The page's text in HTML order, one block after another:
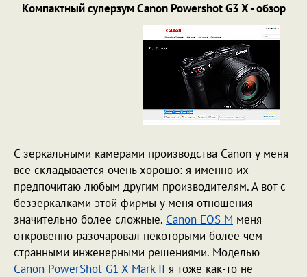
Компактный суперзум Canon Powershot G3 X - обзор
С зеркальными камерами производства Canon у меня
все складывается очень хорошо: я именно их
предпочитаю любым другим производителям. А вот с
беззеркалками этой фирмы у меня отношения
значительно более сложные. Canon EOS M меня
откровенно разочаровал некоторыми более чем
странными инженерными решениями. Моделью
Canon PowerShot G1 X Mark II я тоже как-то не